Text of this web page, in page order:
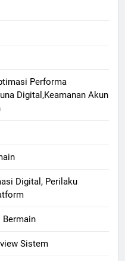
Performa
Digital,Keamanan Akun
Digital, Perilaku
Bermain
Sistem